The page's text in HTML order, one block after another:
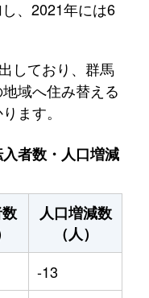
、2021年には6
しており、群馬
域へ住み替える
ます。
者数・人口増減
人口増減数
（人）
-13